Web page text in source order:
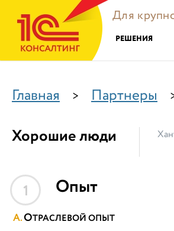
Для
РЕШЕНИЯ
Главная > Партнеры
Хорошие люди
1 Опыт
ОТРАСЛЕВОЙ ОПЫТ